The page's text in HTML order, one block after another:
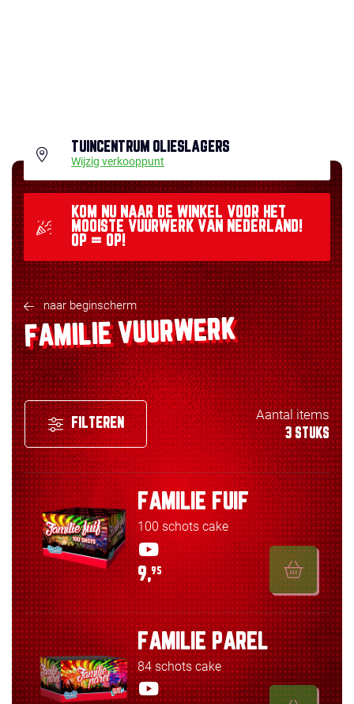
TUINCENTRUM OLIESLAGERS
Wijzig verkooppunt
KOM NU NAAR DE WINKEL VOOR HET
MOOISTE VUURWERK VAN NEDERLAND!
OP = OP!
naar beginscherm
FAMILIE VUURWERK
FILTEREN
Aantal items
3 STUKS
FAMILIE FUIF
100 schots cake
9,95
FAMILIE PAREL
84 schots cake